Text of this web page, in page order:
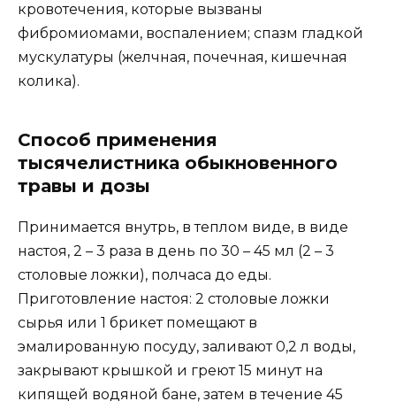
кровотечения, которые вызваны
фибромиомами, воспалением; спазм гладкой
мускулатуры (желчная, почечная, кишечная
колика).
Способ применения
тысячелистника обыкновенного
травы и дозы
Принимается внутрь, в теплом виде, в виде
настоя, 2 – 3 раза в день по 30 – 45 мл (2 – 3
столовые ложки), полчаса до еды.
Приготовление настоя: 2 столовые ложки
сырья или 1 брикет помещают в
эмалированную посуду, заливают 0,2 л воды,
закрывают крышкой и греют 15 минут на
кипящей водяной бане, затем в течение 45